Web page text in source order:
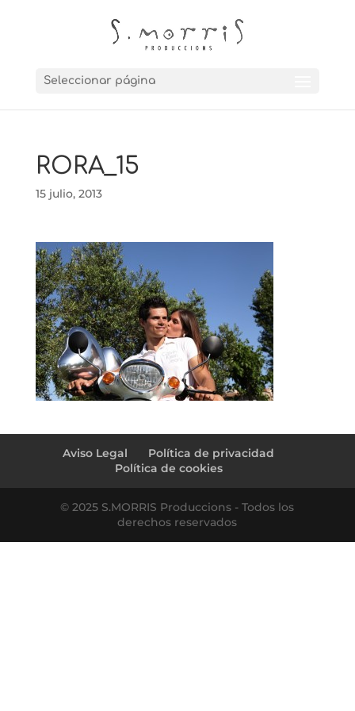
Seleccionar página
RORA_15
15 julio, 2013
Aviso Legal
Política de privacidad
Política de cookies
© 2025 S.MORRIS Produccions - Todos los
derechos reservados